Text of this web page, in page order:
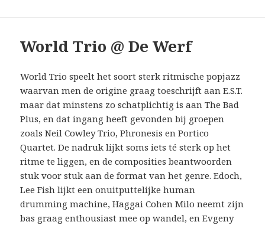
World Trio @ De Werf
World Trio speelt het soort sterk ritmische popjazz
waarvan men de origine graag toeschrijft aan E.S.T.
maar dat minstens zo schatplichtig is aan The Bad
Plus, en dat ingang heeft gevonden bij groepen
zoals Neil Cowley Trio, Phronesis en Portico
Quartet. De nadruk lijkt soms iets té sterk op het
ritme te liggen, en de composities beantwoorden
stuk voor stuk aan de format van het genre. Edoch,
Lee Fish lijkt een onuitputtelijke human
drumming machine, Haggai Cohen Milo neemt zijn
bas graag enthousiast mee op wandel, en Evgeny